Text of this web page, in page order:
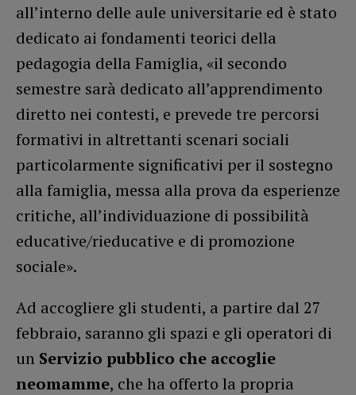
all’interno delle aule universitarie ed è stato
dedicato ai fondamenti teorici della
pedagogia della Famiglia, «il secondo
semestre sarà dedicato all’apprendimento
diretto nei contesti, e prevede tre percorsi
formativi in altrettanti scenari sociali
particolarmente significativi per il sostegno
alla famiglia, messa alla prova da esperienze
critiche, all’individuazione di possibilità
educative/rieducative e di promozione
sociale».
Ad accogliere gli studenti, a partire dal 27
febbraio, saranno gli spazi e gli operatori di
un Servizio pubblico che accoglie
neomamme, che ha offerto la propria